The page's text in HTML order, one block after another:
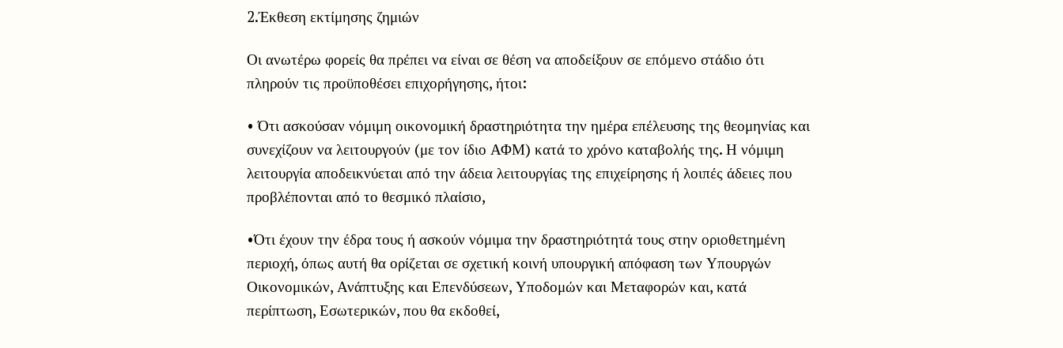
2.Έκθεση εκτίμησης ζημιών
Οι ανωτέρω φορείς θα πρέπει να είναι σε θέση να αποδείξουν σε επόμενο στάδιο ότι
πληρούν τις προϋποθέσει επιχορήγησης, ήτοι:
• Ότι ασκούσαν νόμιμη οικονομική δραστηριότητα την ημέρα επέλευσης της θεομηνίας και
συνεχίζουν να λειτουργούν (με τον ίδιο ΑΦΜ) κατά το χρόνο καταβολής της. Η νόμιμη
λειτουργία αποδεικνύεται από την άδεια λειτουργίας της επιχείρησης ή λοιπές άδειες που
προβλέπονται από το θεσμικό πλαίσιο,
•Ότι έχουν την έδρα τους ή ασκούν νόμιμα την δραστηριότητά τους στην οριοθετημένη
περιοχή, όπως αυτή θα ορίζεται σε σχετική κοινή υπουργική απόφαση των Υπουργών
Οικονομικών, Ανάπτυξης και Επενδύσεων, Υποδομών και Μεταφορών και, κατά
περίπτωση, Εσωτερικών, που θα εκδοθεί,